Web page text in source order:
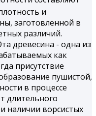
и
заготовленной в
различий.
древесина - одна из
как
присутствие
пушистой,
в процессе
длительного
наличии ворсистых